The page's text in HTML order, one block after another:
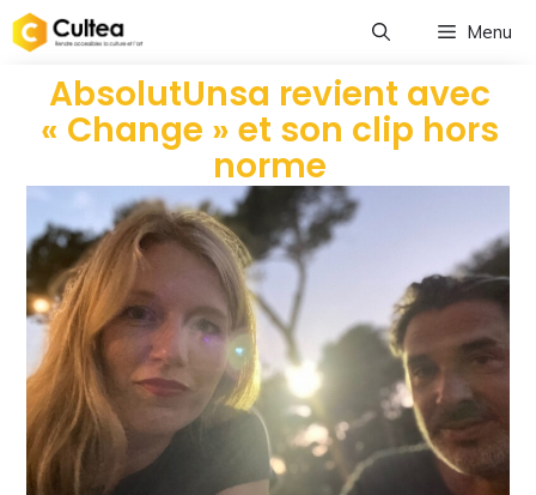
Menu
AbsolutUnsa revient avec
« Change » et son clip hors
norme